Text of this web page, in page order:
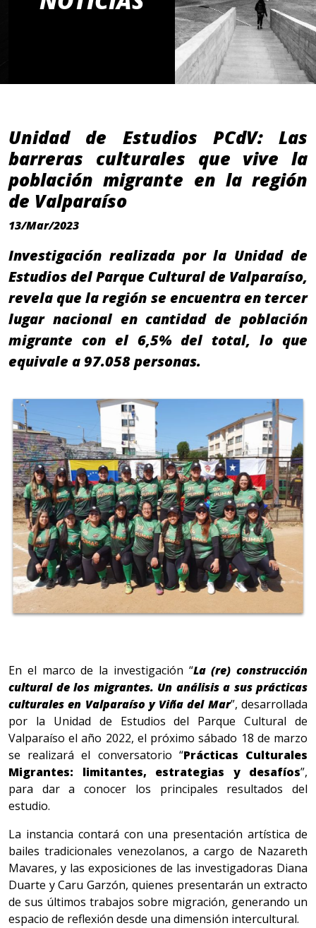
Unidad de Estudios PCdV: Las
barreras culturales que vive la
población migrante en la región
de Valparaíso
13/Mar/2023
Investigación realizada por la Unidad de
Estudios del Parque Cultural de Valparaíso,
revela que la región se encuentra en tercer
lugar nacional en cantidad de población
migrante con el 6,5% del total, lo que
equivale a 97.058 personas.
En el marco de la investigación “La (re) construcción
cultural de los migrantes. Un análisis a sus prácticas
culturales en Valparaíso y Viña del Mar”, desarrollada
por la Unidad de Estudios del Parque Cultural de
Valparaíso el año 2022, el próximo sábado 18 de marzo
se realizará el conversatorio “Prácticas Culturales
Migrantes: limitantes, estrategias y desafíos”,
para dar a conocer los principales resultados del
estudio.
La instancia contará con una presentación artística de
bailes tradicionales venezolanos, a cargo de Nazareth
Mavares, y las exposiciones de las investigadoras Diana
Duarte y Caru Garzón, quienes presentarán un extracto
de sus últimos trabajos sobre migración, generando un
espacio de reflexión desde una dimensión intercultural.